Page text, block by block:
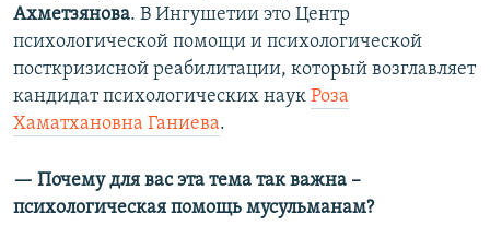
Ахметзянова. В Ингушетии это Центр
психологической помощи и психологической
посткризисной реабилитации, который возглавляет
кандидат психологических наук Роза
Хаматхановна Ганиева.
— Почему для вас эта тема так важна –
психологическая помощь мусульманам?